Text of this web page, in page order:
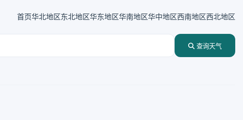
首页华北地区东北地区华东地区华南地区华中地区西南地区西北地区
查询天气